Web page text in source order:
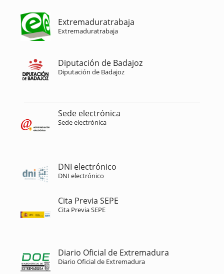
Extremaduratrabaja
Extremaduratrabaja
Diputación de Badajoz
Diputación de Badajoz
Sede electrónica
Sede electrónica
DNI electrónico
DNI electrónico
Cita Previa SEPE
Cita Previa SEPE
Diario Oficial de Extremadura
Diario Oficial de Extremadura